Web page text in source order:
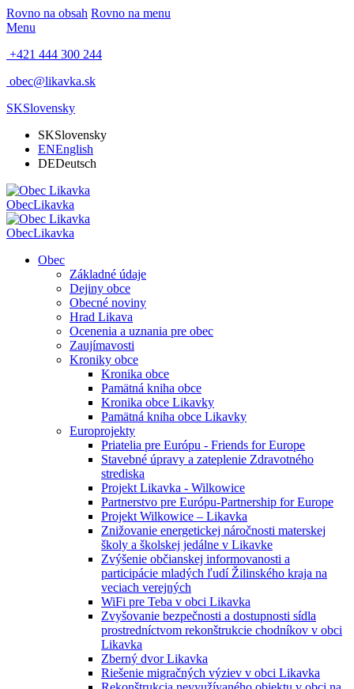
Rovno na obsah Rovno na menu
Menu
+421 444 300 244
obec@likavka.sk
SKSlovensky
SKSlovensky
ENEnglish
DEDeutsch
ObecLikavka
ObecLikavka
Obec
Základné údaje
Dejiny obce
Obecné noviny
Hrad Likava
Ocenenia a uznania pre obec
Zaujímavosti
Kroniky obce
Kronika obce
Pamätná kniha obce
Kronika obce Likavky
Pamätná kniha obce Likavky
Europrojekty
Priatelia pre Európu - Friends for Europe
Stavebné úpravy a zateplenie Zdravotného
strediska
Projekt Likavka - Wilkowice
Partnerstvo pre Európu-Partnership for Europe
Projekt Wilkowice – Likavka
Znižovanie energetickej náročnosti materskej
školy a školskej jedálne v Likavke
Zvýšenie občianskej informovanosti a
participácie mladých ľudí Žilinského kraja na
veciach verejných
WiFi pre Teba v obci Likavka
Zvyšovanie bezpečnosti a dostupnosti sídla
prostredníctvom rekonštrukcie chodníkov v obci
Likavka
Zberný dvor Likavka
Riešenie migračných výziev v obci Likavka